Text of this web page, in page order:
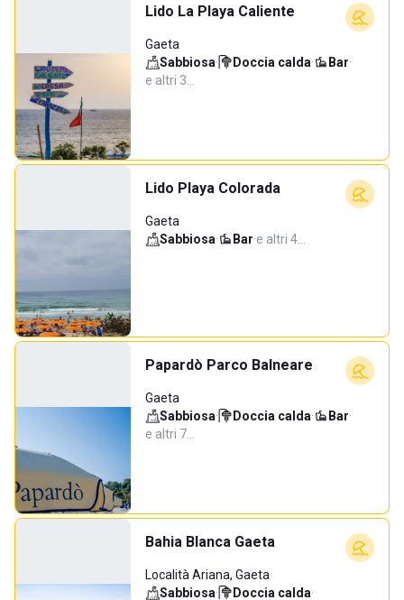
Lido La Playa Caliente
Gaeta
Sabbiosa· Doccia calda· Bar·
e altri 3…
Lido Playa Colorada
Gaeta
Sabbiosa· Bar·e altri 4…
Papardò Parco Balneare
Gaeta
Sabbiosa· Doccia calda· Bar·
e altri 7…
Bahia Blanca Gaeta
Località Ariana, Gaeta
Sabbiosa· Doccia calda·